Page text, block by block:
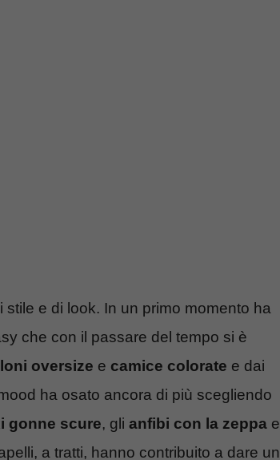
stile e di look. In un primo momento ha
che con il passare del tempo si è
oversize e camice colorate e dai
ha osato ancora di più scegliendo
gonne scure, gli anfibi con la zeppa e
a tratti, hanno contribuito a dare un